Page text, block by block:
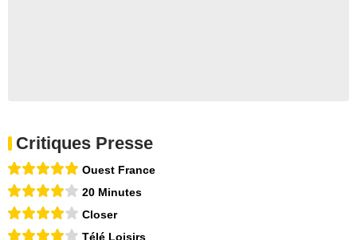
Critiques Presse
Ouest France
20 Minutes
Closer
Télé Loisirs